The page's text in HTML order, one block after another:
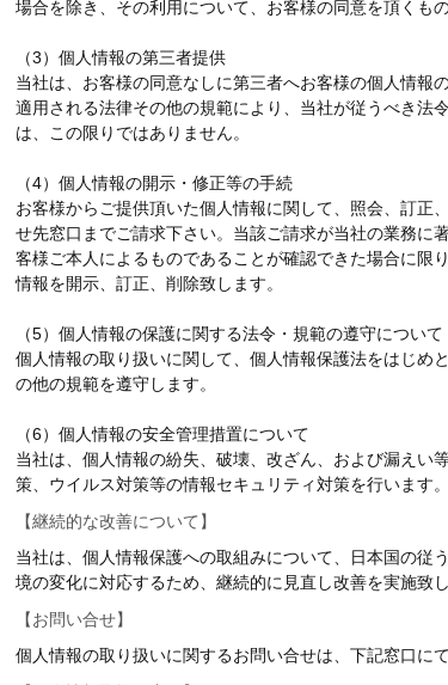
場合を除き、その利用について、お客様の同意を頂くもの
（3）個人情報の第三者提供
当社は、お客様の同意なしに第三者へお客様の個人情報
適用される法律その他の規範により、当社が従うべき法
は、この限りではありません。
（4）個人情報の開示・修正等の手続
お客様からご提供頂いた個人情報に関して、照会、訂正
せ先窓口までご請求下さい。当該ご請求が当社の業務に
客様ご本人によるものであることが確認できた場合に限
情報を開示、訂正、削除致します。
（5）個人情報の保護に関する法令・規範の遵守について
個人情報の取り扱いに関して、個人情報保護法をはじめ
の他の規範を遵守します。
（6）個人情報の安全管理措置について
当社は、個人情報の紛失、破壊、改ざん、および漏えい
策、ウイルス対策等の情報セキュリティ対策を行います。
【継続的な改善について】
当社は、個人情報保護への取組みについて、日本国の従
境の変化に対応するため、継続的に見直し改善を実施致し
【お問い合せ】
個人情報の取り扱いに関するお問い合せは、下記窓口に